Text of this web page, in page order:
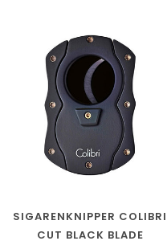
SIGARENKNIPPER COLIBRI
CUT BLACK BLADE